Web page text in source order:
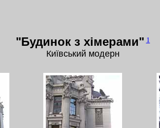
"Будинок з хімерами" 1
Київський модерн